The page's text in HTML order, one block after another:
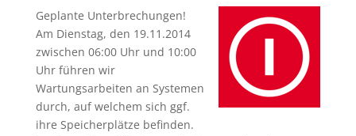
Geplante Unterbrechungen!
Am Dienstag, den 19.11.2014
zwischen 06:00 Uhr und 10:00
Uhr führen wir
Wartungsarbeiten an Systemen
durch, auf welchem sich ggf.
ihre Speicherplätze befinden.